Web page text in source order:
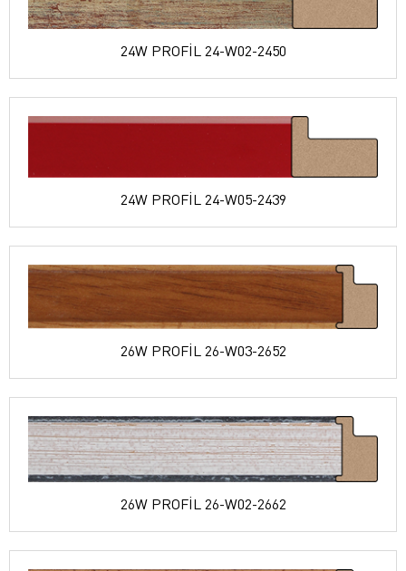
24W PROFİL 24-W02-2450
24W PROFİL 24-W05-2439
26W PROFİL 26-W03-2652
26W PROFİL 26-W02-2662